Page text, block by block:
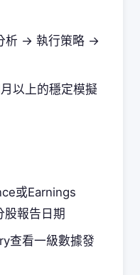
析 → 執行策略 →
以上的穩定模擬
或Earnings
報告日期
查看一級數據發